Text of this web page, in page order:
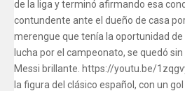
de la liga y terminó afirmando esa
contundente ante el dueño de casa
merengue que tenía la oportunidad
lucha por el campeonato, se quedó
Messi brillante. https://youtu.be/
la figura del clásico español, con un